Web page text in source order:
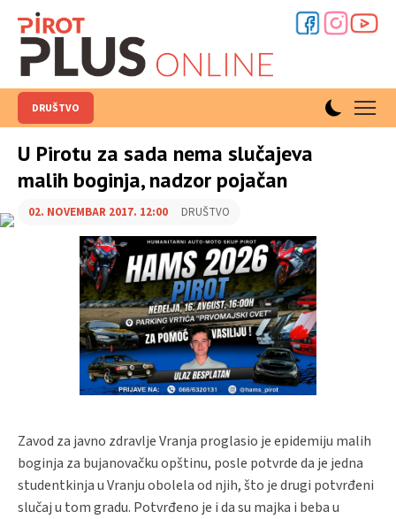
DRUŠTVO
U Pirotu za sada nema slučajeva
malih boginja, nadzor pojačan
02. NOVEMBAR 2017. 12:00 DRUŠTVO
Zavod za javno zdravlje Vranja proglasio je epidemiju malih
boginja za bujanovačku opštinu, posle potvrde da je jedna
studentkinja u Vranju obolela od njih, što je drugi potvrđeni
slučaj u tom gradu. Potvrđeno je i da su majka i beba u